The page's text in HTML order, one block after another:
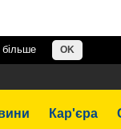
OK
Кар'єра